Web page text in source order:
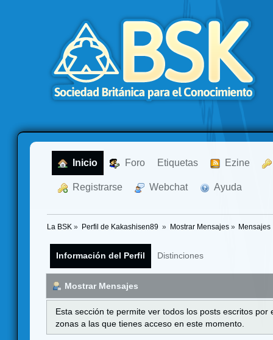
Inicio Foro Etiquetas Ezine
Registrarse Webchat Ayuda
La BSK » Perfil de Kakashisen89 » Mostrar Mensajes» Mensajes
Información del Perfil Distinciones
Mostrar Mensajes
Esta sección te permite ver todos los posts escritos
zonas a las que tienes acceso en este momento.